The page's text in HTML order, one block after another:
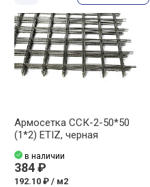
Армосетка ССК-2-50*50
(1*2) ETIZ, черная
в наличии
384 ₽
192.10 ₽ / м2